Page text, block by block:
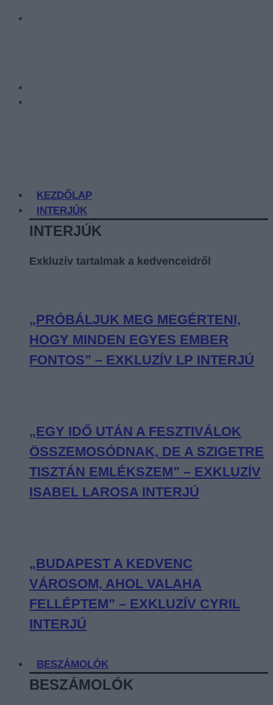
KEZDŐLAP
INTERJÚK
INTERJÚK
Exkluzív tartalmak a kedvenceidről
„PRÓBÁLJUK MEG MEGÉRTENI,
HOGY MINDEN EGYES EMBER
FONTOS” – EXKLUZÍV LP INTERJÚ
„EGY IDŐ UTÁN A FESZTIVÁLOK
ÖSSZEMOSÓDNAK, DE A SZIGETRE
TISZTÁN EMLÉKSZEM” – EXKLUZÍV
ISABEL LAROSA INTERJÚ
„BUDAPEST A KEDVENC
VÁROSOM, AHOL VALAHA
FELLÉPTEM” – EXKLUZÍV CYRIL
INTERJÚ
BESZÁMOLÓK
BESZÁMOLÓK